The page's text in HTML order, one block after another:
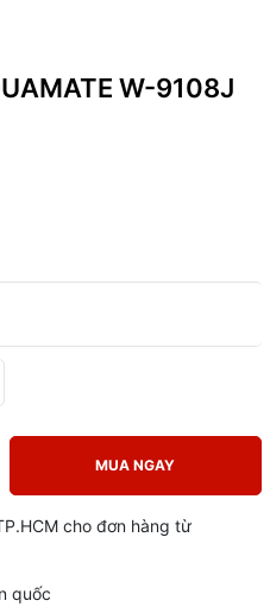
W-9108J
MUA NGAY
cho đơn hàng từ
quốc